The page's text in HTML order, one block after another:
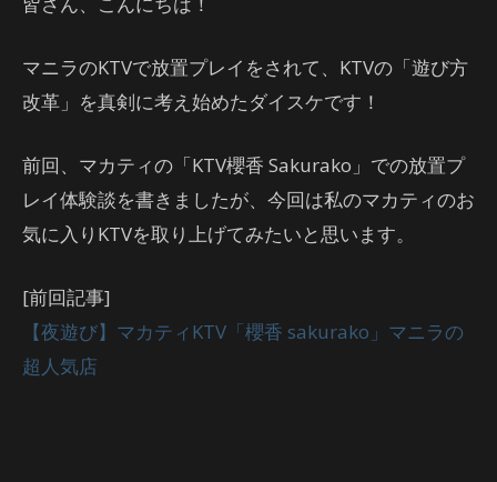
マニラのKTVで放置プレイをされて、KTVの「遊び方
改革」を真剣に考え始めたダイスケです！
前回、マカティの「KTV櫻香 Sakurako」での放置プ
レイ体験談を書きましたが、今回は私のマカティのお
気に入りKTVを取り上げてみたいと思います。
[前回記事]
【夜遊び】マカティKTV「櫻香 sakurako」マニラの
超人気店